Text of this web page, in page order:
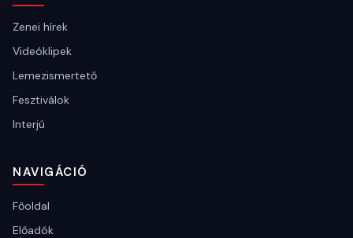
Zenei hírek
Videóklipek
Lemezismertető
Fesztiválok
Interjú
NAVIGÁCIÓ
Főoldal
Előadók